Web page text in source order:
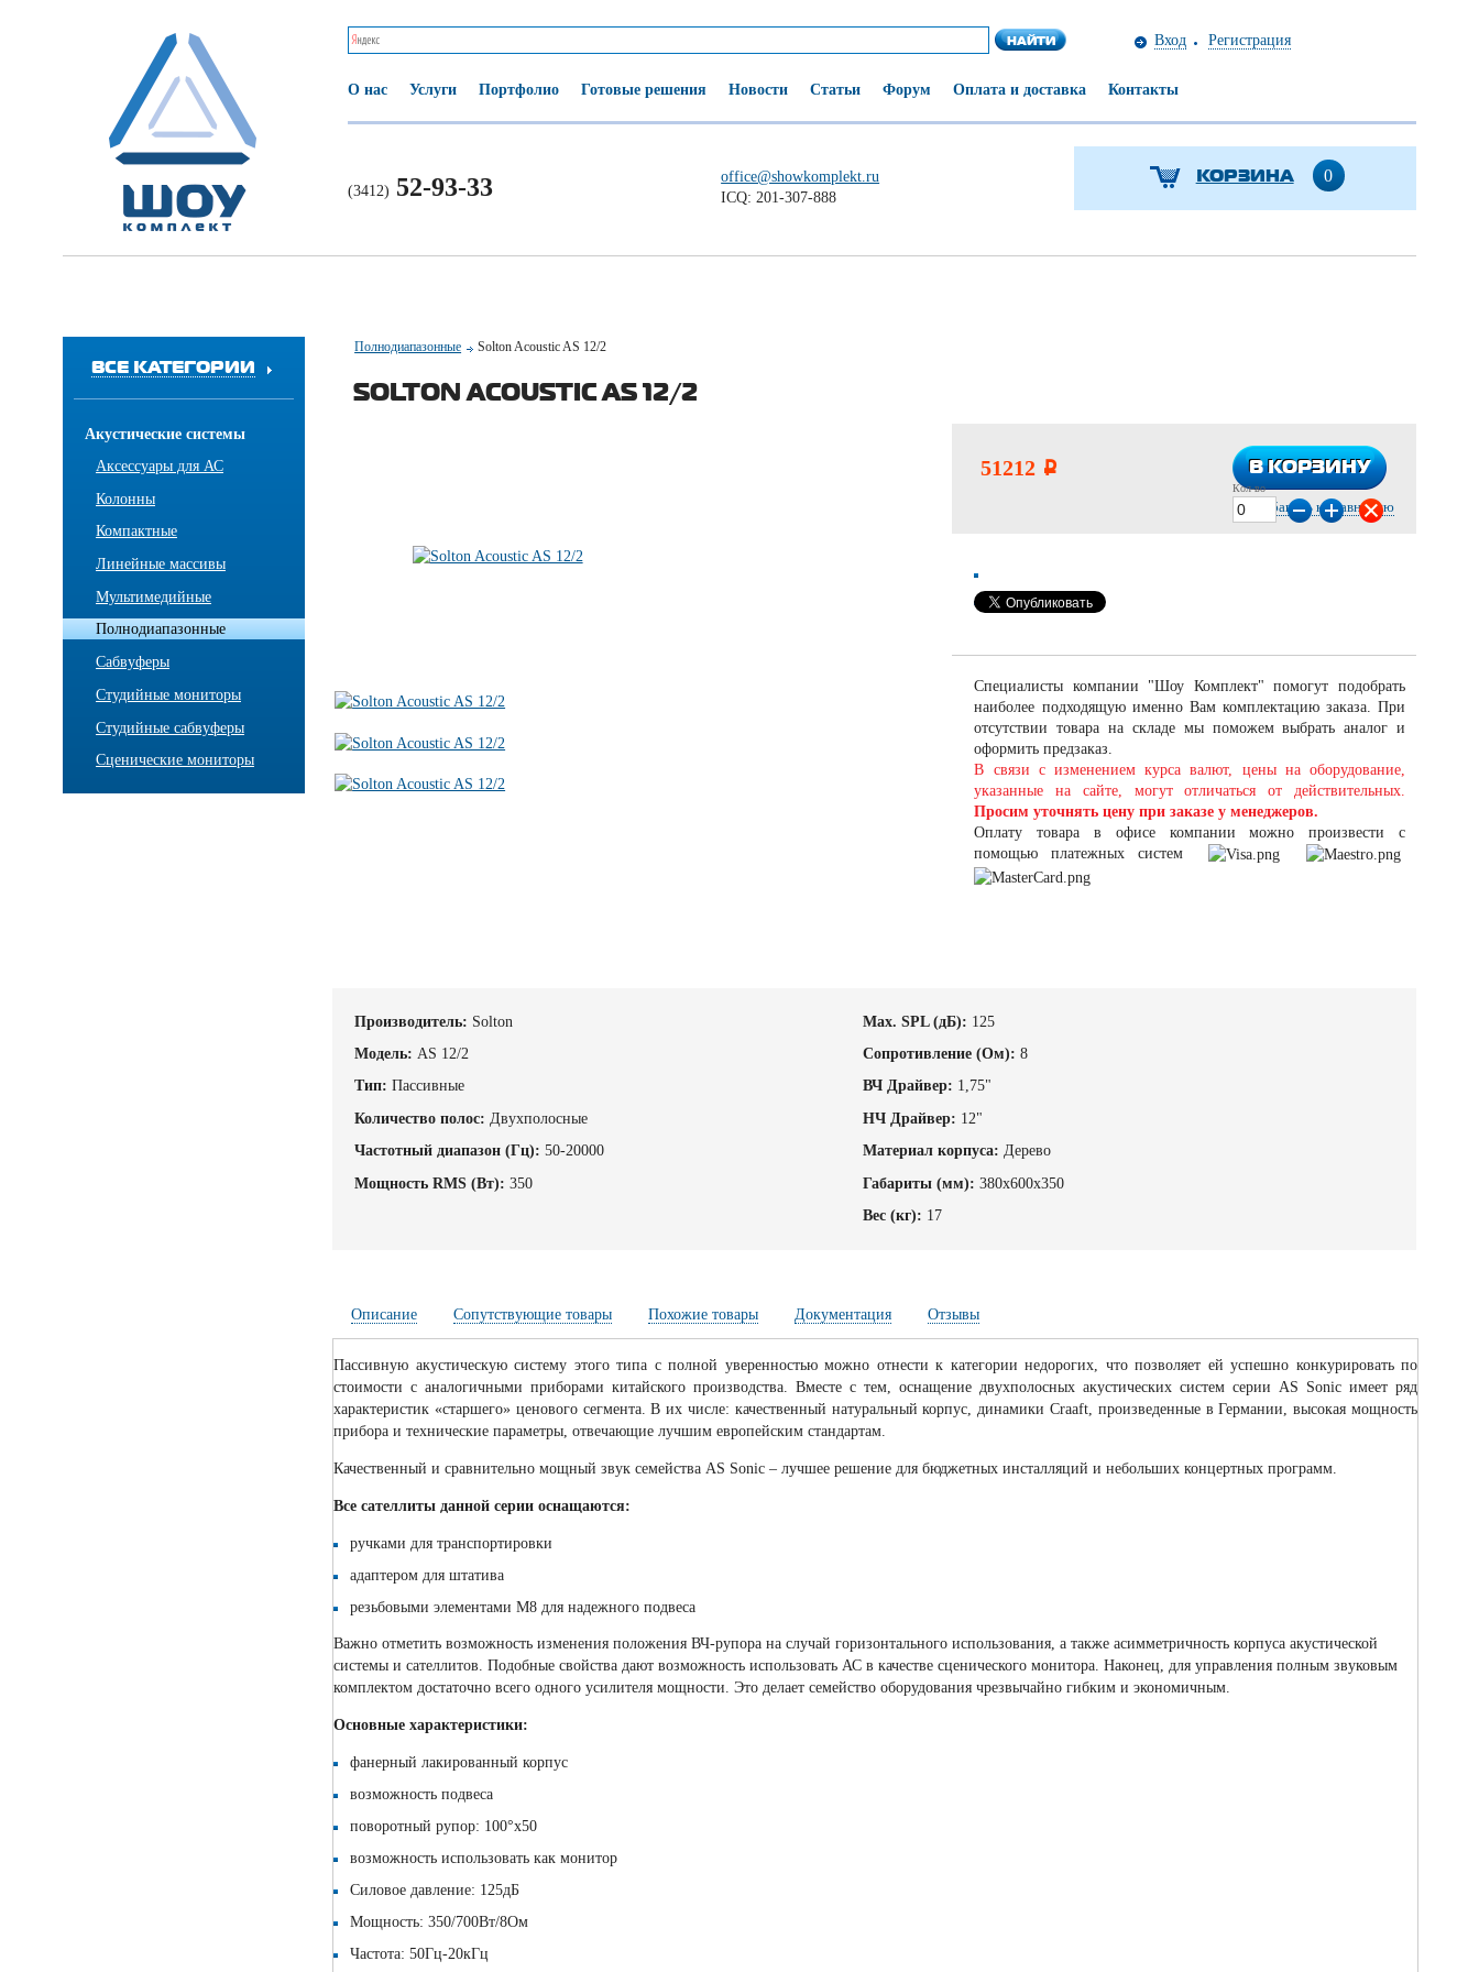
Вход Регистрация
О нас Услуги Портфолио Готовые решения Новости Статьи Форум Оплата и доставка Контакты
(3412) 52-93-33
office@showkomplekt.ru
ICQ: 201-307-888
КОРЗИНА 0
ВСЕ КАТЕГОРИИ
Акустические системы
Аксессуары для АС
Колонны
Компактные
Линейные массивы
Мультимедийные
Полнодиапазонные
Сабвуферы
Студийные мониторы
Студийные сабвуферы
Сценические мониторы
Полнодиапазонные Solton Acoustic AS 12/2
SOLTON ACOUSTIC AS 12/2
51212 i В КОРЗИНУ
В КОРЗИНУ
Кол-во
Добавить к сравнению
Специалисты компании "Шоу Комплект" помогут подобрать
наиболее подходящую именно Вам комплектацию заказа. При
отсутствии товара на складе мы поможем выбрать аналог и
оформить предзаказ.
В связи с изменением курса валют, цены на оборудование,
указанные на сайте, могут отличаться от действительных.
Просим уточнять цену при заказе у менеджеров.
Оплату товара в офисе компании можно произвести с
помощью платежных систем
Производитель: Solton
Модель: AS 12/2
Тип: Пассивные
Количество полос: Двухполосные
Частотный диапазон (Гц): 50-20000
Мощность RMS (Вт): 350
Max. SPL (дБ): 125
Cопротивление (Ом): 8
ВЧ Драйвер: 1,75"
НЧ Драйвер: 12"
Материал корпуса: Дерево
Габариты (мм): 380х600х350
Вес (кг): 17
Описание Сопутствующие товары Похожие товары Документация Отзывы
Пассивную акустическую систему этого типа с полной уверенностью можно отнести к категории недорогих, что позволяет ей успешно конкурировать по
стоимости с аналогичными приборами китайского производства. Вместе с тем, оснащение двухполосных акустических систем серии AS Sonic имеет ряд
характеристик «старшего» ценового сегмента. В их числе: качественный натуральный корпус, динамики Craaft, произведенные в Германии, высокая мощность
прибора и технические параметры, отвечающие лучшим европейским стандартам.
Качественный и сравнительно мощный звук семейства AS Sonic – лучшее решение для бюджетных инсталляций и небольших концертных программ.
Все сателлиты данной серии оснащаются:
ручками для транспортировки
адаптером для штатива
резьбовыми элементами М8 для надежного подвеса
Важно отметить возможность изменения положения ВЧ-рупора на случай горизонтального использования, а также асимметричность корпуса акустической
системы и сателлитов. Подобные свойства дают возможность использовать АС в качестве сценического монитора. Наконец, для управления полным звуковым
комплектом достаточно всего одного усилителя мощности. Это делает семейство оборудования чрезвычайно гибким и экономичным.
Основные характеристики:
фанерный лакированный корпус
возможность подвеса
поворотный рупор: 100°х50
возможность использовать как монитор
Силовое давление: 125дБ
Мощность: 350/700Вт/8Ом
Частота: 50Гц-20кГц